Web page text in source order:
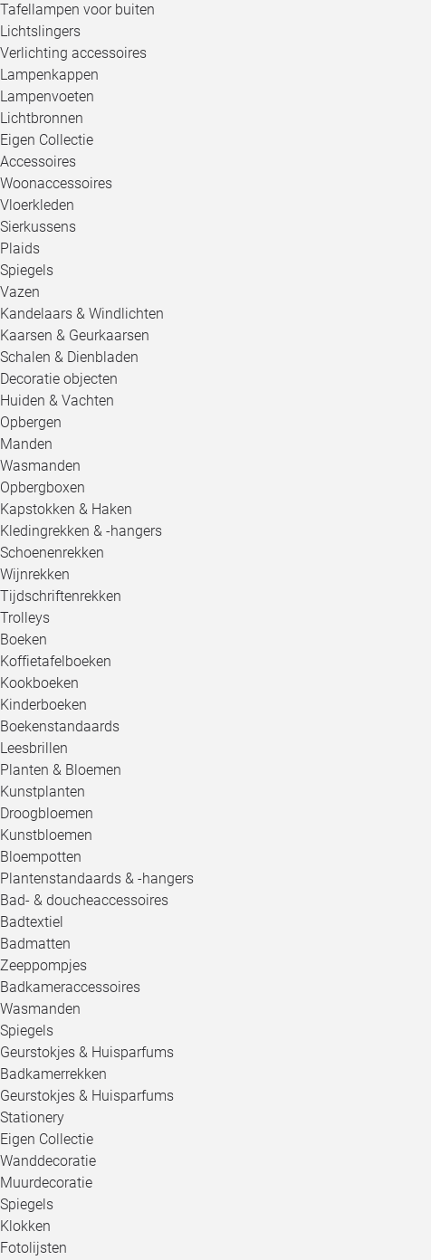
Tafellampen voor buiten
Lichtslingers
Verlichting accessoires
Lampenkappen
Lampenvoeten
Lichtbronnen
Eigen Collectie
Accessoires
Woonaccessoires
Vloerkleden
Sierkussens
Plaids
Spiegels
Vazen
Kandelaars & Windlichten
Kaarsen & Geurkaarsen
Schalen & Dienbladen
Decoratie objecten
Huiden & Vachten
Opbergen
Manden
Wasmanden
Opbergboxen
Kapstokken & Haken
Kledingrekken & -hangers
Schoenenrekken
Wijnrekken
Tijdschriftenrekken
Trolleys
Boeken
Koffietafelboeken
Kookboeken
Kinderboeken
Boekenstandaards
Leesbrillen
Planten & Bloemen
Kunstplanten
Droogbloemen
Kunstbloemen
Bloempotten
Plantenstandaards & -hangers
Bad- & doucheaccessoires
Badtextiel
Badmatten
Zeeppompjes
Badkameraccessoires
Wasmanden
Spiegels
Geurstokjes & Huisparfums
Badkamerrekken
Geurstokjes & Huisparfums
Stationery
Eigen Collectie
Wanddecoratie
Muurdecoratie
Spiegels
Klokken
Fotolijsten